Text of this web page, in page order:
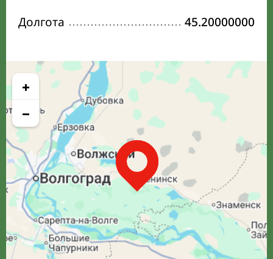
Долгота
45.20000000
+
−